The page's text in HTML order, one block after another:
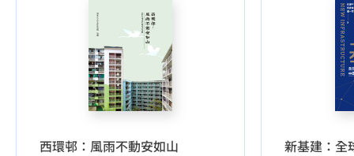
西環邨：風雨不動安如山